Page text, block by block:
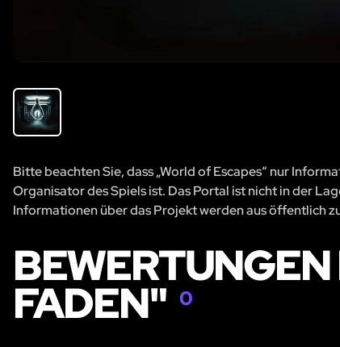
Bitte beachten Sie, dass „World of Escapes“ nur
Organisator des Spiels ist. Das Portal ist nicht in der
Informationen über das Projekt werden aus öffentlich
FADEN"0